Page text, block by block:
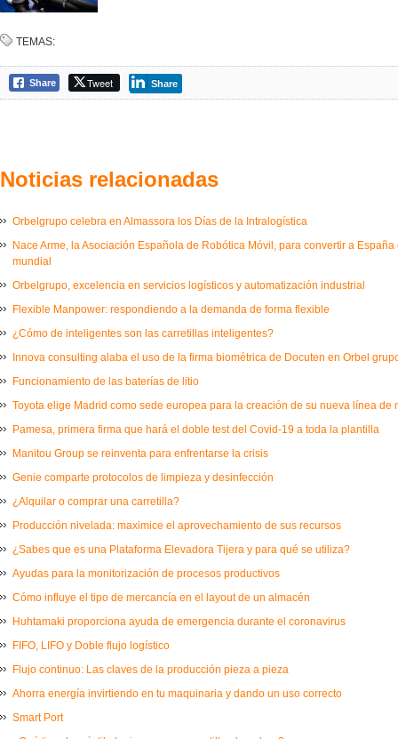
TEMAS:
Share Tweet Share
Noticias relacionadas
Orbelgrupo celebra en Almassora los Días de la Intralogística
Nace Arme, la Asociación Española de Robótica Móvil, para convertir a
mundial
Orbelgrupo, excelencia en servicios logísticos y automatización industrial
Flexible Manpower: respondiendo a la demanda de forma flexible
¿Cómo de inteligentes son las carretillas inteligentes?
Innova consulting alaba el uso de la firma biométrica de Docuten en Orbel
Funcionamiento de las baterías de litio
Toyota elige Madrid como sede europea para la creación de su nueva línea de
Pamesa, primera firma que hará el doble test del Covid-19 a toda la plantilla
Manitou Group se reinventa para enfrentarse la crisis
Genie comparte protocolos de limpieza y desinfección
¿Alquilar o comprar una carretilla?
Producción nivelada: maximice el aprovechamiento de sus recursos
¿Sabes que es una Plataforma Elevadora Tijera y para qué se utiliza?
Ayudas para la monitorización de procesos productivos
Cómo influye el tipo de mercancía en el layout de un almacén
Huhtamaki proporciona ayuda de emergencia durante el coronavirus
FIFO, LIFO y Doble flujo logístico
Flujo continuo: Las claves de la producción pieza a pieza
Ahorra energía invirtiendo en tu maquinaria y dando un uso correcto
Smart Port